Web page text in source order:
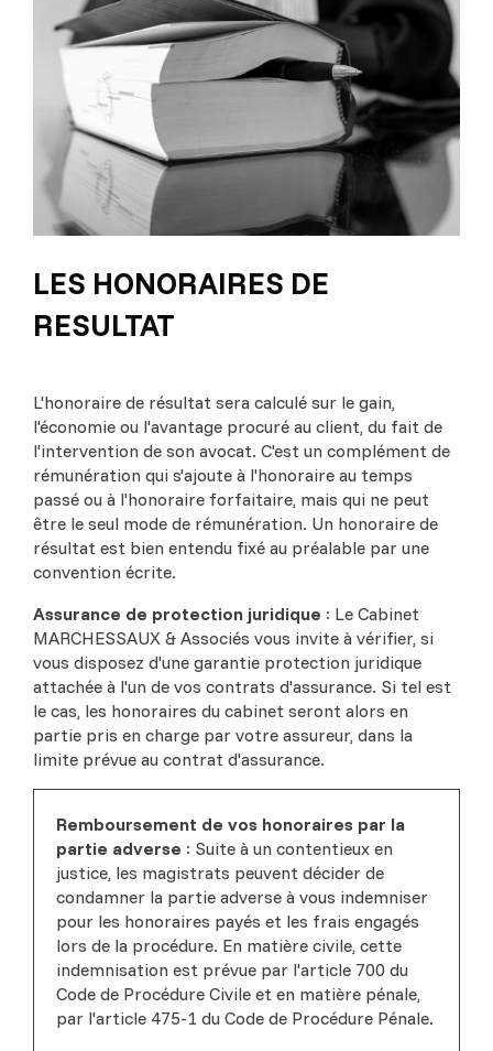
LES HONORAIRES DE
RESULTAT
L'honoraire de résultat sera calculé sur le gain,
l'économie ou l'avantage procuré au client, du fait de
l'intervention de son avocat. C'est un complément de
rémunération qui s'ajoute à l'honoraire au temps
passé ou à l'honoraire forfaitaire, mais qui ne peut
être le seul mode de rémunération. Un honoraire de
résultat est bien entendu fixé au préalable par une
convention écrite.
Assurance de protection juridique : Le Cabinet
MARCHESSAUX & Associés vous invite à vérifier, si
vous disposez d'une garantie protection juridique
attachée à l'un de vos contrats d'assurance. Si tel est
le cas, les honoraires du cabinet seront alors en
partie pris en charge par votre assureur, dans la
limite prévue au contrat d'assurance.
Remboursement de vos honoraires par la
partie adverse : Suite à un contentieux en
justice, les magistrats peuvent décider de
condamner la partie adverse à vous indemniser
pour les honoraires payés et les frais engagés
lors de la procédure. En matière civile, cette
indemnisation est prévue par l'article 700 du
Code de Procédure Civile et en matière pénale,
par l'article 475-1 du Code de Procédure Pénale.